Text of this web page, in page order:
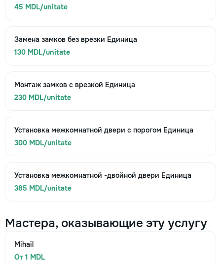
45 MDL/unitate
Замена замков без врезки Единица
130 MDL/unitate
Монтаж замков с врезкой Единица
230 MDL/unitate
Установка межкомнатной двери с порогом Единица
300 MDL/unitate
Установка межкомнатной -двойной двери Единица
385 MDL/unitate
Мастера, оказывающие эту услугу
Mihail
От 1 MDL